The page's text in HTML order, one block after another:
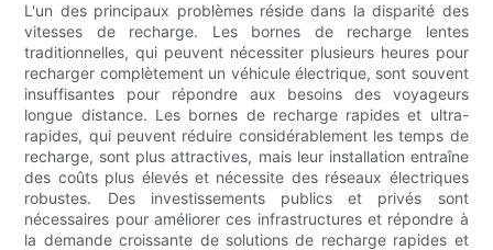
L'un des principaux problèmes réside dans la disparité des
vitesses de recharge. Les bornes de recharge lentes
traditionnelles, qui peuvent nécessiter plusieurs heures pour
recharger complètement un véhicule électrique, sont souvent
insuffisantes pour répondre aux besoins des voyageurs
longue distance. Les bornes de recharge rapides et ultra-
rapides, qui peuvent réduire considérablement les temps de
recharge, sont plus attractives, mais leur installation entraîne
des coûts plus élevés et nécessite des réseaux électriques
robustes. Des investissements publics et privés sont
nécessaires pour améliorer ces infrastructures et répondre à
la demande croissante de solutions de recharge rapides et